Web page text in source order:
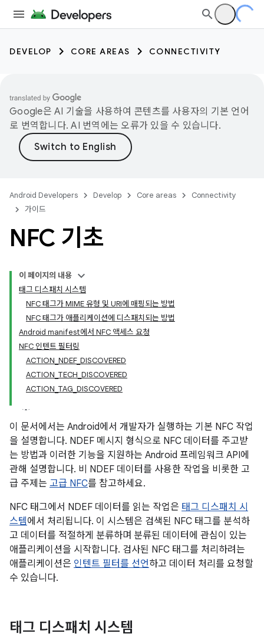
DEVELOP CORE AREAS CONNECTIVITY
Google은 AI 기술을 사용하여 콘텐츠를 사용자의 기본 언어
로 번역합니다. AI 번역에는 오류가 있을 수 있습니다.
Android Developers Develop Core areas
Connectivity
가이드
NFC 기초
이 페이지의 내용
태그 디스패치 시스템
NFC 태그가 MIME 유형 및 URI에 매핑되는 방법
NFC 태그가 애플리케이션에 디스패치되는 방법
Android manifest에서 NFC 액세스 요청
NFC 인텐트 필터링
ACTION_NDEF_DISCOVERED
ACTION_TECH_DISCOVERED
ACTION_TAG_DISCOVERED
이 문서에서는 Android에서 개발자가 실행하는 기본 NFC 작업
을 설명합니다. NDEF 메시지 형식으로 NFC 데이터를 주고받
는 방법과 이러한 기능을 지원하는 Android 프레임워크 API에
관해 설명합니다. 비 NDEF 데이터를 사용한 작업을 비롯한 고
급 주제는 고급 NFC를 참고하세요.
NFC 태그에서 NDEF 데이터를 읽는 작업은 태그 디스패치 시
스템에서 처리됩니다. 이 시스템은 검색된 NFC 태그를 분석하
고 데이터를 적절하게 분류하며 분류된 데이터에 관심이 있는
애플리케이션을 시작합니다. 검사된 NFC 태그를 처리하려는
애플리케이션은 인텐트 필터를 선언하고 데이터 처리를 요청할
수 있습니다.
태그 디스패치 시스템